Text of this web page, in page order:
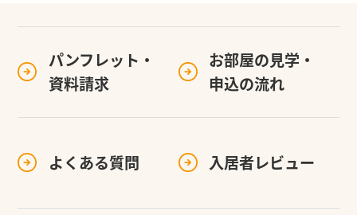
パンフレット・
資料請求
お部屋の見学・
申込の流れ
よくある質問 入居者レビュー